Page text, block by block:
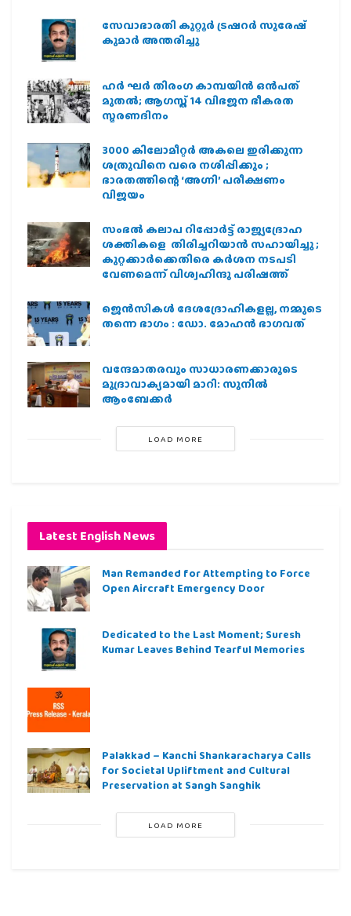
സേവാഭാരതി കുറ്റൂർ ട്രഷറർ സുരേഷ്
കുമാർ അന്തരിച്ചു
ഹര്‍ ഘര്‍ തിരംഗ കാമ്പയിന്‍ ഒന്‍പത്
മുതല്‍; ആഗസ്ത് 14 വിഭജന ഭീകരത
സ്മരണദിനം
3000 കിലോമീറ്റർ അകലെ ഇരിക്കുന്ന
ശത്രുവിനെ വരെ നശിപ്പിക്കും ;
ഭാരതത്തിന്റെ ‘അഗ്നി’ പരീക്ഷണം
വിജയം
സംഭൽ കലാപ റിപ്പോർട്ട് രാജ്യദ്രോഹ
ശക്തികളെ തിരിച്ചറിയാൻ സഹായിച്ചു ;
കുറ്റക്കാർക്കെതിരെ കർശന നടപടി
വേണമെന്ന് വിശ്വഹിന്ദു പരിഷത്ത്
ജെന്‍സികള്‍ ദേശദ്രോഹികളല്ല, നമ്മുടെ
തന്നെ ഭാഗം : ഡോ. മോഹന്‍ ഭാഗവത്
വന്ദേമാതരവും സാധാരണക്കാരുടെ
മുദ്രാവാക്യമായി മാറി: സുനിൽ
ആംബേക്കർ
LOAD MORE
Latest English News
Man Remanded for Attempting to Force
Open Aircraft Emergency Door
Dedicated to the Last Moment; Suresh
Kumar Leaves Behind Tearful Memories
Palakkad – Kanchi Shankaracharya Calls
for Societal Upliftment and Cultural
Preservation at Sangh Sanghik
LOAD MORE